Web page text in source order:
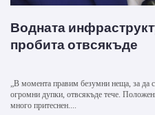
Водната
пробита отвсякъде
„В момента правим безумни неща, за
огромни дупки, отвсякъде тече.
много притеснен....